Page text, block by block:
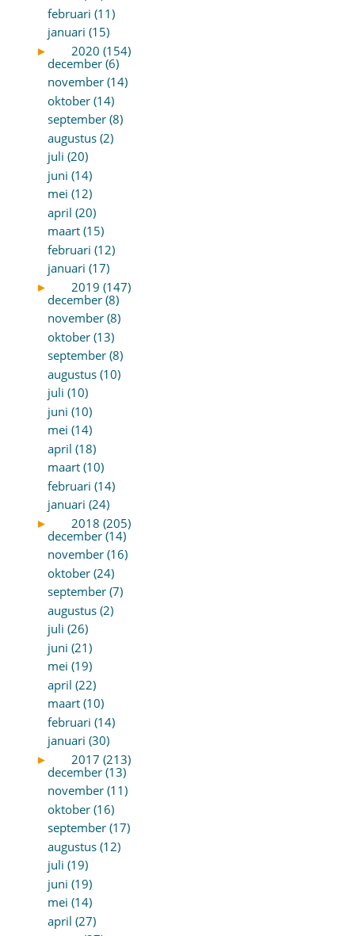
februari (11)
januari (15)
►
2020 (154)
december (6)
november (14)
oktober (14)
september (8)
augustus (2)
juli (20)
juni (14)
mei (12)
april (20)
maart (15)
februari (12)
januari (17)
►
2019 (147)
december (8)
november (8)
oktober (13)
september (8)
augustus (10)
juli (10)
juni (10)
mei (14)
april (18)
maart (10)
februari (14)
januari (24)
►
2018 (205)
december (14)
november (16)
oktober (24)
september (7)
augustus (2)
juli (26)
juni (21)
mei (19)
april (22)
maart (10)
februari (14)
januari (30)
►
2017 (213)
december (13)
november (11)
oktober (16)
september (17)
augustus (12)
juli (19)
juni (19)
mei (14)
april (27)